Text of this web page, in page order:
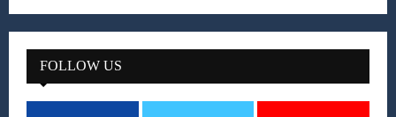
FOLLOW US